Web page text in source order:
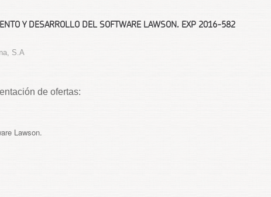
Y DESARROLLO DEL SOFTWARE LAWSON. EXP 2016-582
S.A
de ofertas:
Lawson.